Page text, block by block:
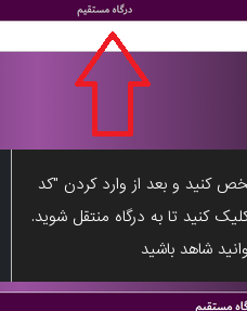
کنید و بعد از وارد کردن "کد
کنید تا به درگاه منتقل شوید.
شاهد باشید